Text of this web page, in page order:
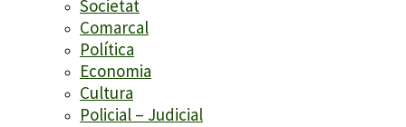
Societat
Comarcal
Política
Economia
Cultura
Policial – Judicial